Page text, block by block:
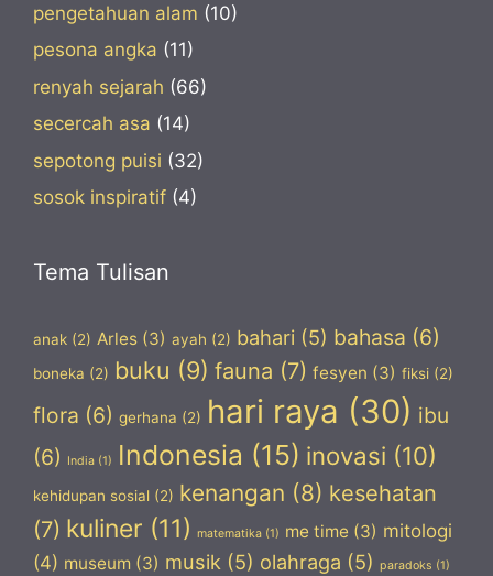
pengetahuan alam (10)
pesona angka (11)
renyah sejarah (66)
secercah asa (14)
sepotong puisi (32)
sosok inspiratif (4)
Tema Tulisan
anak (2) Arles (3) ayah (2) bahari (5) bahasa (6)
boneka (2) buku (9) fauna (7) fesyen (3) fiksi (2)
flora (6) gerhana (2) hari raya (30) ibu
(6)
India (1) Indonesia (15) inovasi (10)
kehidupan sosial (2) kenangan (8) kesehatan
(7) kuliner (11) matematika (1) me time (3) mitologi
(4) museum (3) musik (5) olahraga (5) paradoks (1)